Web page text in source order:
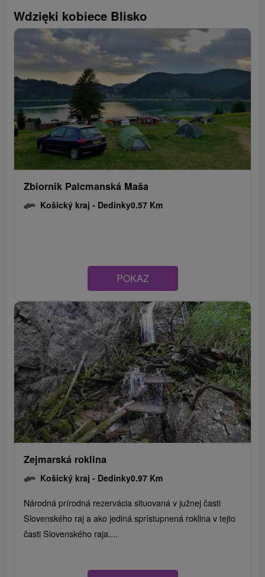
Wdzięki kobiece Blisko
Zbiornik Palcmanská Maša
Košický kraj - Dedinky0.57 Km
POKAZ
Zejmarská roklina
Košický kraj - Dedinky0.97 Km
Národná prírodná rezervácia situovaná v južnej časti
Slovenského raj a ako jediná sprístupnená roklina v tejto
časti Slovenského raja....